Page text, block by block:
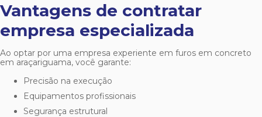
Vantagens de contratar
empresa especializada
Ao optar por uma empresa experiente em furos em concreto
em araçariguama, você garante:
Precisão na execução
Equipamentos profissionais
Segurança estrutural